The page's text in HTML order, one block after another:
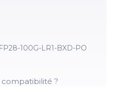
100G-LR1-BXD-PO
?